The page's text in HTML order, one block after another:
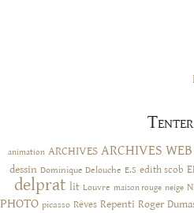
animation ARCHIVES ARCHIVES WEB
dessin Dominique Delouche E.S edith scob
delprat lit Louvre maison rouge neige
PHOTO picasso Rêves Repenti Roger